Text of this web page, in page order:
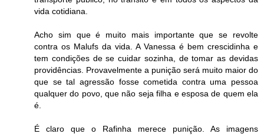
vida cotidiana.
Acho sim que é muito mais importante que se revolte
contra os Malufs da vida. A Vanessa é bem crescidinha e
tem condições de se cuidar sozinha, de tomar as devidas
providências. Provavelmente a punição será muito maior do
que se tal agressão fosse cometida contra uma pessoa
qualquer do povo, que não seja filha e esposa de quem ela
é.
É claro que o Rafinha merece punição. As imagens